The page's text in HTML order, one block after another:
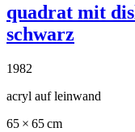
quadrat mit
schwarz
1982
acryl auf leinwand
65 × 65 cm